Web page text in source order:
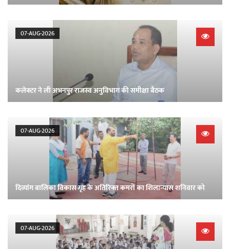
07-AUG-2026
कलेक्टर ने ली अभनपुर राजस्व अनुविभाग की समीक्षा बैठक
07-AUG-2026
दिव्‍यांग बालिका विकास गृह के अतिरिक्‍त कमरों का शिलान्‍यास शनिवार को
07-AUG-2026